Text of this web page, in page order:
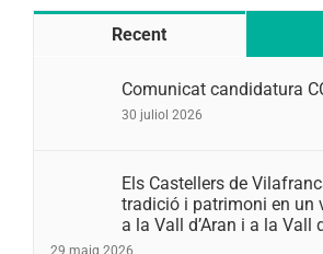
Recent
Comunicat candidatura
30 juliol 2026
Els Castellers de
tradició i patrimoni en un
a la Vall d’Aran i a la Vall
29 maig 2026